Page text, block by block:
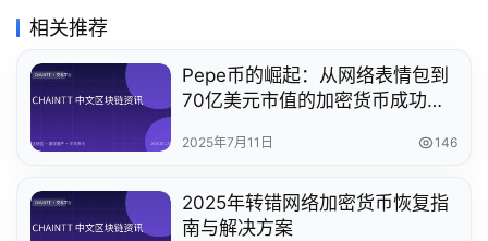
相关推荐
Pepe币的崛起：从网络表情包到
70亿美元市值的加密货币成功故
2025年7月11日 146
2025年转错网络加密货币恢复指
南与解决方案